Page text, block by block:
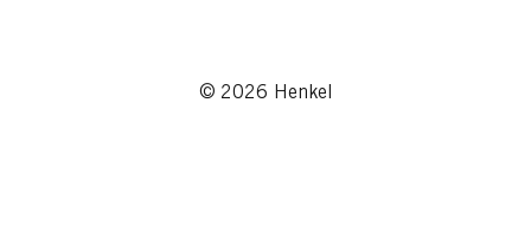
© 2026 Henkel